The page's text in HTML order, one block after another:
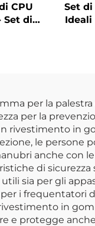
CPU
Set di
Set di
Ideali
per la
per la
rivestimento in
le persone
anche con
di sicurezza
sia per gli
i frequentatori
in
e protegge